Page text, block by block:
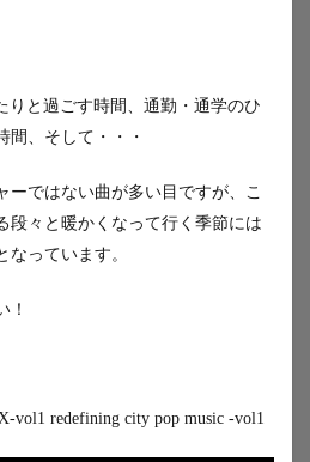
りと過ごす時間、通勤・通学のひ
間、そして・・・
ーではない曲が多い目ですが、こ
段々と暖かくなって行く季節には
なっています。
！
vol1 redefining city pop music -vol1